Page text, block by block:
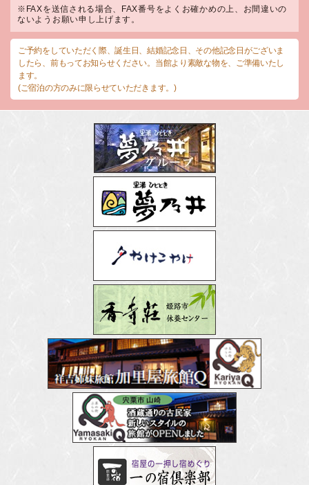
※FAXを送信される場合、FAX番号をよくお確かめの上、お間違いの
ないようお願い申し上げます。
ご予約をしていただく際、誕生日、結婚記念日、その他記念日がございま
したら、前もってお知らせください。当館より素敵な物を、ご準備いたし
ます。
(ご宿泊の方のみに限らせていただきます。)